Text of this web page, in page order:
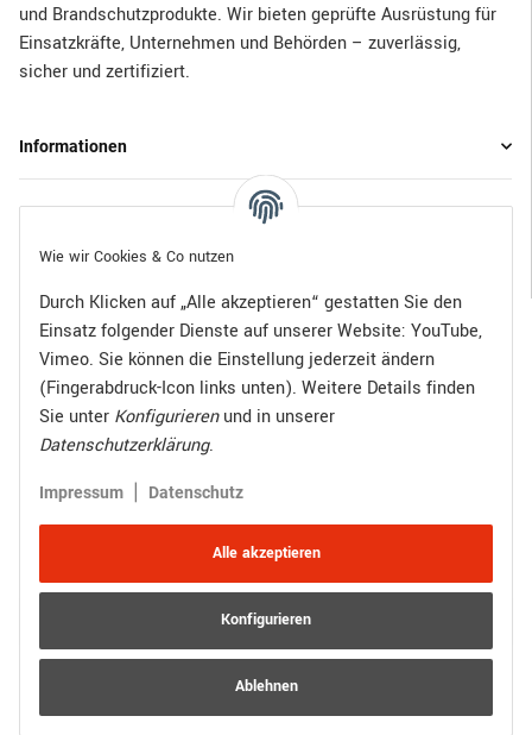
Alle akzeptieren
Konfigurieren
Ablehnen
Wie wir Cookies & Co nutzen
Durch Klicken auf „Alle akzeptieren“ gestatten Sie den
Einsatz folgender Dienste auf unserer Website: YouTube,
Vimeo. Sie können die Einstellung jederzeit ändern
(Fingerabdruck-Icon links unten). Weitere Details finden
Sie unter Konfigurierenund in unserer
Datenschutzerklärung.
Impressum Datenschutz
und Brandschutzprodukte. Wir bieten geprüfte Ausrüstung für
Einsatzkräfte, Unternehmen und Behörden – zuverlässig,
sicher und zertifiziert.
Informationen
Gesetzliche Informationen
Bezahlen Sie bequem per:
Zugestellt durch:
Vertrag widerrufen
* Alle Preise inkl. gesetzlicher USt., zzgl.Versand
© R.Kuhn GmbH Besucherzähler: 4011723